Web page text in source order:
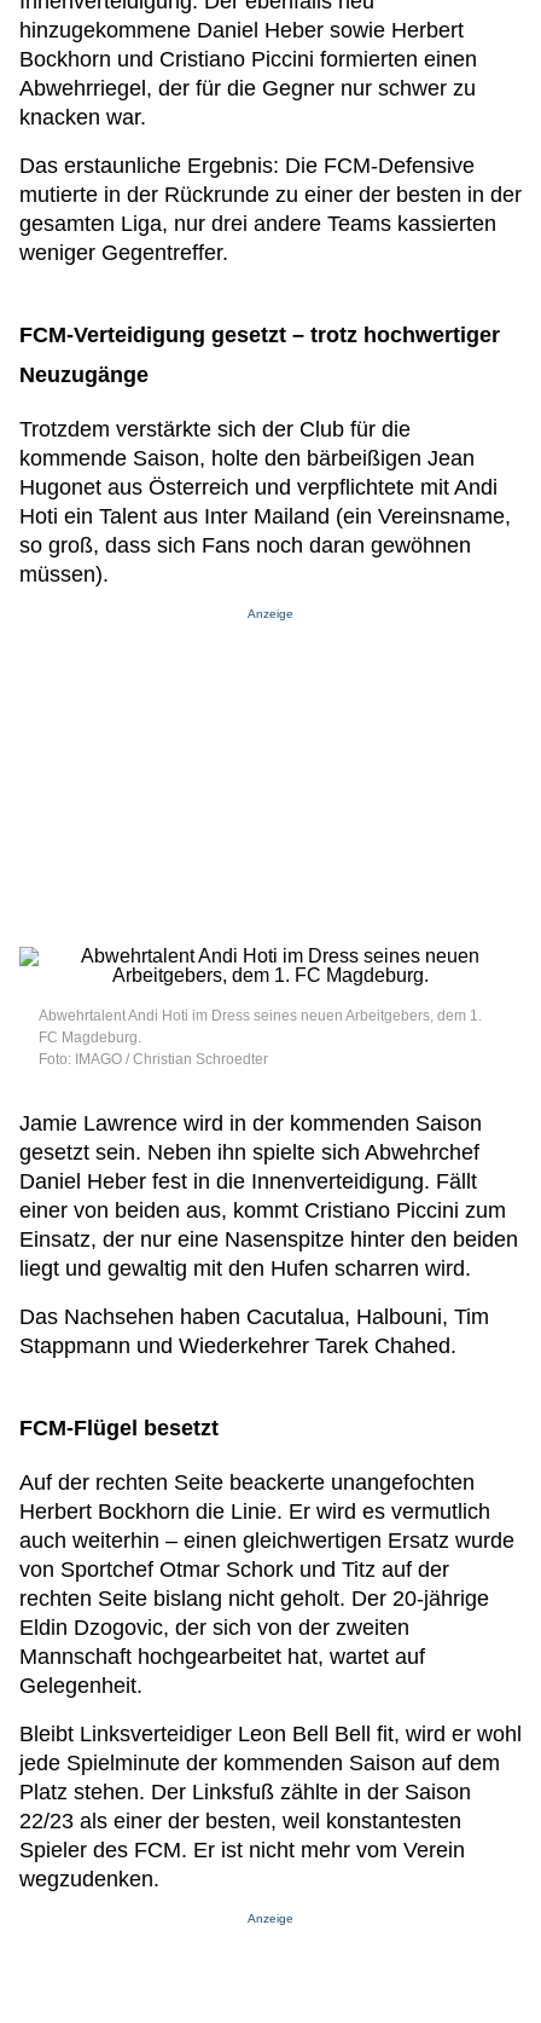
hinzugekommene Daniel Heber sowie Herbert
Bockhorn und Cristiano Piccini formierten einen
Abwehrriegel, der für die Gegner nur schwer zu
knacken war.
Das erstaunliche Ergebnis: Die FCM-Defensive
mutierte in der Rückrunde zu einer der besten in der
gesamten Liga, nur drei andere Teams kassierten
weniger Gegentreffer.
FCM-Verteidigung gesetzt – trotz hochwertiger
Neuzugänge
Trotzdem verstärkte sich der Club für die
kommende Saison, holte den bärbeißigen Jean
Hugonet aus Österreich und verpflichtete mit Andi
Hoti ein Talent aus Inter Mailand (ein Vereinsname,
so groß, dass sich Fans noch daran gewöhnen
müssen).
Anzeige
Abwehrtalent Andi Hoti im Dress seines neuen Arbeitgebers, dem 1.
FC Magdeburg.
Foto: IMAGO / Christian Schroedter
Jamie Lawrence wird in der kommenden Saison
gesetzt sein. Neben ihn spielte sich Abwehrchef
Daniel Heber fest in die Innenverteidigung. Fällt
einer von beiden aus, kommt Cristiano Piccini zum
Einsatz, der nur eine Nasenspitze hinter den beiden
liegt und gewaltig mit den Hufen scharren wird.
Das Nachsehen haben Cacutalua, Halbouni, Tim
Stappmann und Wiederkehrer Tarek Chahed.
FCM-Flügel besetzt
Auf der rechten Seite beackerte unangefochten
Herbert Bockhorn die Linie. Er wird es vermutlich
auch weiterhin – einen gleichwertigen Ersatz wurde
von Sportchef Otmar Schork und Titz auf der
rechten Seite bislang nicht geholt. Der 20-jährige
Eldin Dzogovic, der sich von der zweiten
Mannschaft hochgearbeitet hat, wartet auf
Gelegenheit.
Bleibt Linksverteidiger Leon Bell Bell fit, wird er wohl
jede Spielminute der kommenden Saison auf dem
Platz stehen. Der Linksfuß zählte in der Saison
22/23 als einer der besten, weil konstantesten
Spieler des FCM. Er ist nicht mehr vom Verein
wegzudenken.
Anzeige